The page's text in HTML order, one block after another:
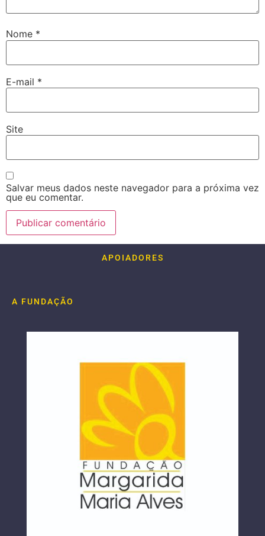
Nome *
E-mail *
Site
Salvar meus dados neste navegador para a próxima vez
que eu comentar.
APOIADORES
A FUNDAÇÃO